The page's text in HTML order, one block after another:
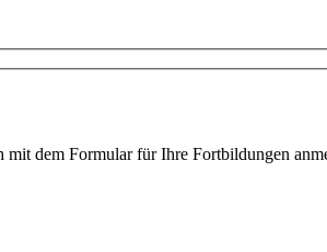
dem Formular für Ihre Fortbildungen